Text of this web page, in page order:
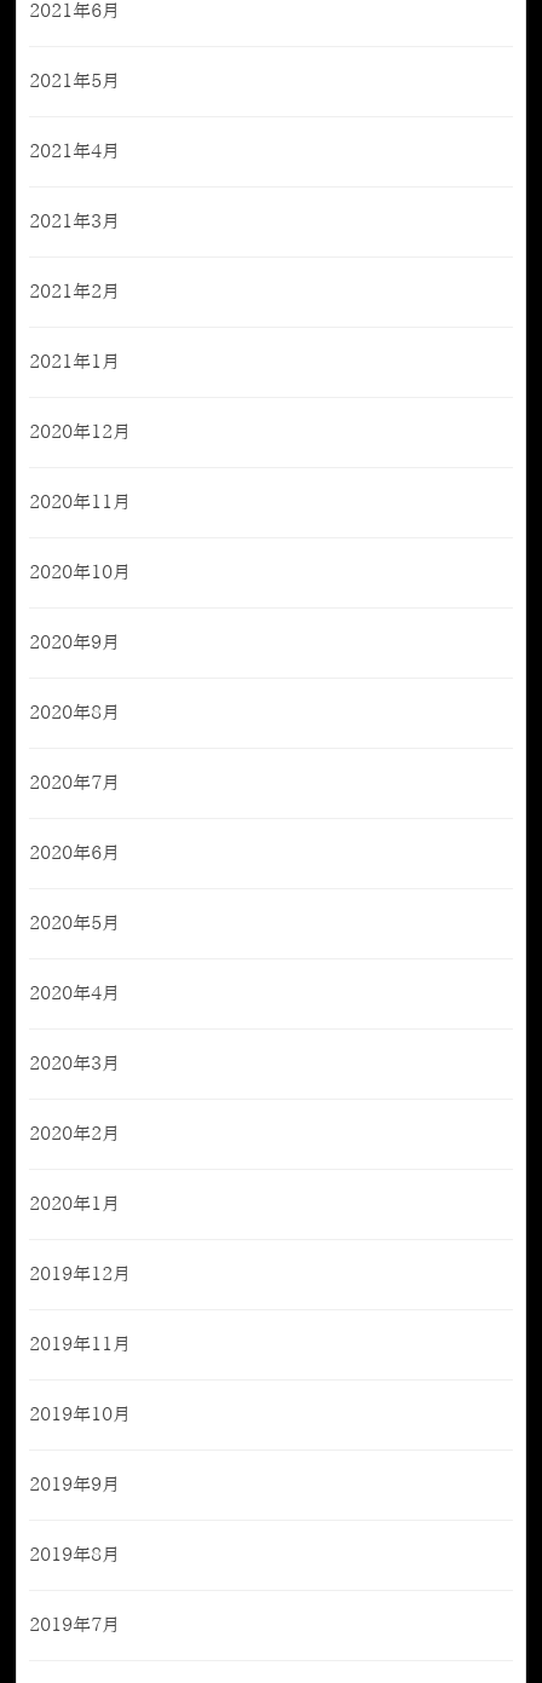
2021年6月
2021年5月
2021年4月
2021年3月
2021年2月
2021年1月
2020年12月
2020年11月
2020年10月
2020年9月
2020年8月
2020年7月
2020年6月
2020年5月
2020年4月
2020年3月
2020年2月
2020年1月
2019年12月
2019年11月
2019年10月
2019年9月
2019年8月
2019年7月